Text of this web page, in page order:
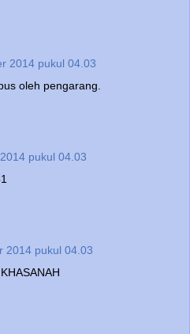
2014 pukul 04.03
oleh pengarang.
pukul 04.03
2014 pukul 04.03